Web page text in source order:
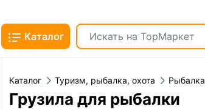
Каталог
Каталог Туризм, рыбалка, охота Рыбалка
Грузила для рыбалки